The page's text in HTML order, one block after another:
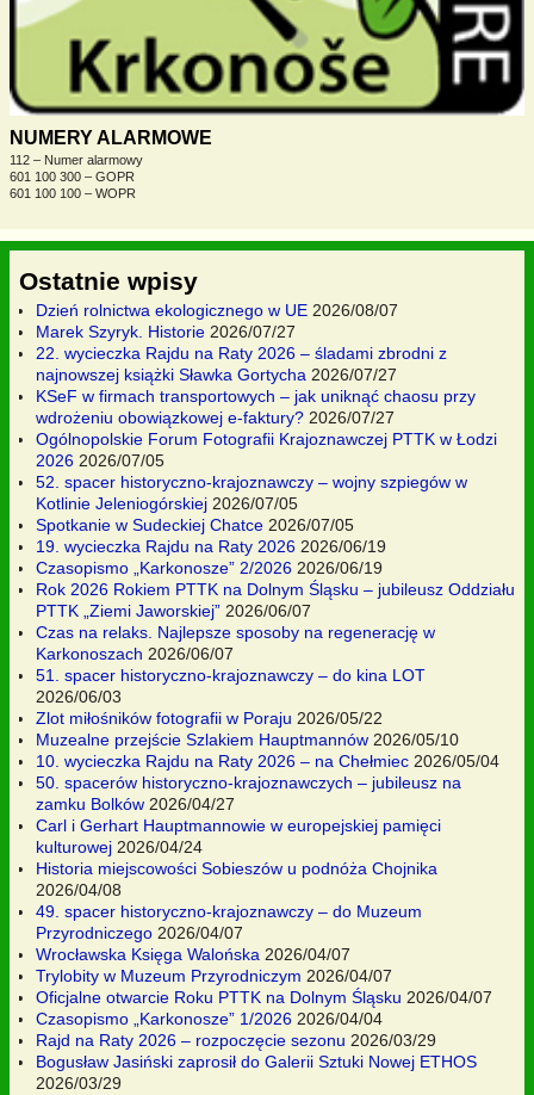
NUMERY ALARMOWE
112 – Numer alarmowy
601 100 300 – GOPR
601 100 100 – WOPR
Ostatnie wpisy
Dzień rolnictwa ekologicznego w UE 2026/08/07
Marek Szyryk. Historie 2026/07/27
22. wycieczka Rajdu na Raty 2026 – śladami zbrodni z
najnowszej książki Sławka Gortycha 2026/07/27
KSeF w firmach transportowych – jak uniknąć chaosu przy
wdrożeniu obowiązkowej e-faktury? 2026/07/27
Ogólnopolskie Forum Fotografii Krajoznawczej PTTK w Łodzi
2026 2026/07/05
52. spacer historyczno-krajoznawczy – wojny szpiegów w
Kotlinie Jeleniogórskiej 2026/07/05
Spotkanie w Sudeckiej Chatce 2026/07/05
19. wycieczka Rajdu na Raty 2026 2026/06/19
Czasopismo „Karkonosze” 2/2026 2026/06/19
Rok 2026 Rokiem PTTK na Dolnym Śląsku – jubileusz Oddziału
PTTK „Ziemi Jaworskiej” 2026/06/07
Czas na relaks. Najlepsze sposoby na regenerację w
Karkonoszach 2026/06/07
51. spacer historyczno-krajoznawczy – do kina LOT
2026/06/03
Zlot miłośników fotografii w Poraju 2026/05/22
Muzealne przejście Szlakiem Hauptmannów 2026/05/10
10. wycieczka Rajdu na Raty 2026 – na Chełmiec 2026/05/04
50. spacerów historyczno-krajoznawczych – jubileusz na
zamku Bolków 2026/04/27
Carl i Gerhart Hauptmannowie w europejskiej pamięci
kulturowej 2026/04/24
Historia miejscowości Sobieszów u podnóża Chojnika
2026/04/08
49. spacer historyczno-krajoznawczy – do Muzeum
Przyrodniczego 2026/04/07
Wrocławska Księga Walońska 2026/04/07
Trylobity w Muzeum Przyrodniczym 2026/04/07
Oficjalne otwarcie Roku PTTK na Dolnym Śląsku 2026/04/07
Czasopismo „Karkonosze” 1/2026 2026/04/04
Rajd na Raty 2026 – rozpoczęcie sezonu 2026/03/29
Bogusław Jasiński zaprosił do Galerii Sztuki Nowej ETHOS
2026/03/29